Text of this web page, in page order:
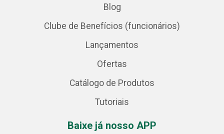
Blog
Clube de Benefícios (funcionários)
Lançamentos
Ofertas
Catálogo de Produtos
Tutoriais
Baixe já nosso APP